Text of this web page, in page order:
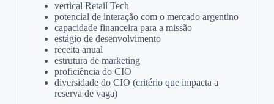
vertical Retail Tech
potencial de interação com o mercado argentino
capacidade financeira para a missão
estágio de desenvolvimento
receita anual
estrutura de marketing
proficiência do CIO
diversidade do CIO (critério que impacta a
reserva de vaga)